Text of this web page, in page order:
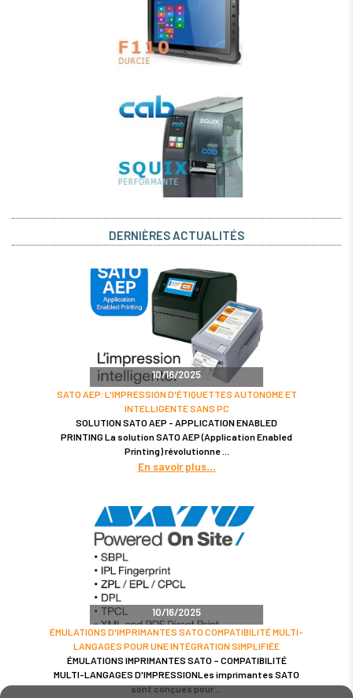
DERNIÈRES ACTUALITÉS
10/16/2025
SATO AEP: L'IMPRESSION D'ÉTIQUETTES AUTONOME ET
INTELLIGENTE SANS PC
SOLUTION SATO AEP - APPLICATION ENABLED
PRINTING La solution SATO AEP (Application Enabled
Printing) révolutionne
En savoir plus
10/16/2025
ÉMULATIONS D'IMPRIMANTES SATO COMPATIBILITÉ MULTI-
LANGAGES POUR UNE INTÉGRATION SIMPLIFIÉE
ÉMULATIONS IMPRIMANTES SATO – COMPATIBILITÉ
MULTI-LANGAGES D'IMPRESSIONLes imprimantes SATO
sont conçues pour